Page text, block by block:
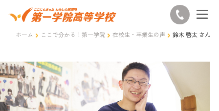
ホーム ここで分かる！第一学院 在校生・卒業生の声 鈴木 啓太 さん